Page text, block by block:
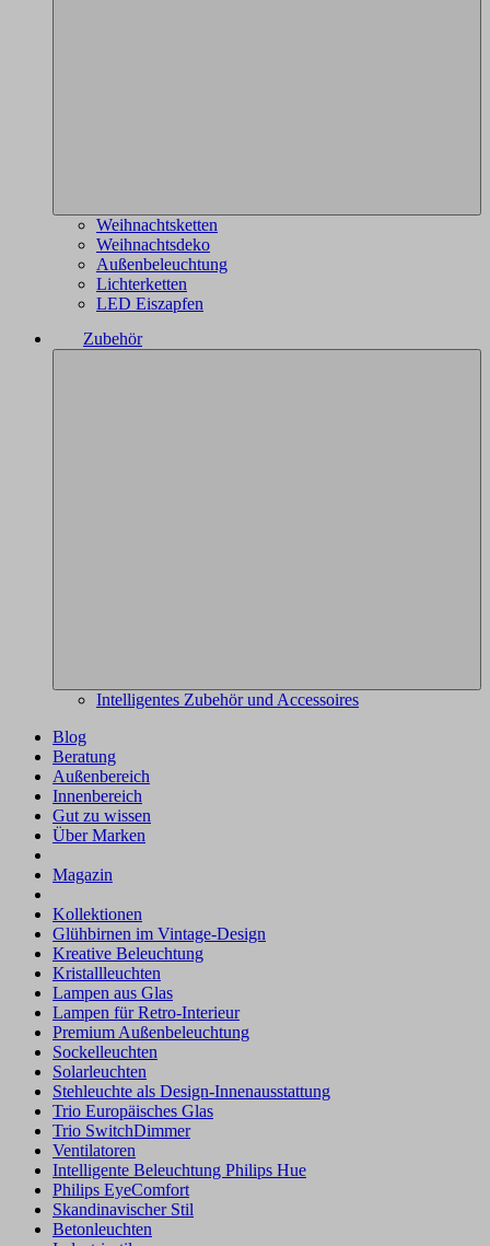
Weihnachtsketten
Weihnachtsdeko
Außenbeleuchtung
Lichterketten
LED Eiszapfen
Zubehör
Intelligentes Zubehör und Accessoires
Blog
Beratung
Außenbereich
Innenbereich
Gut zu wissen
Über Marken
Magazin
Kollektionen
Glühbirnen im Vintage-Design
Kreative Beleuchtung
Kristallleuchten
Lampen aus Glas
Lampen für Retro-Interieur
Premium Außenbeleuchtung
Sockelleuchten
Solarleuchten
Stehleuchte als Design-Innenausstattung
Trio Europäisches Glas
Trio SwitchDimmer
Ventilatoren
Intelligente Beleuchtung Philips Hue
Philips EyeComfort
Skandinavischer Stil
Betonleuchten